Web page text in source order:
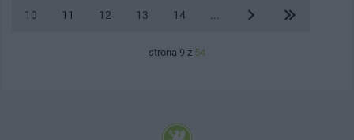
10 11 12 13 14
strona 9 z 54